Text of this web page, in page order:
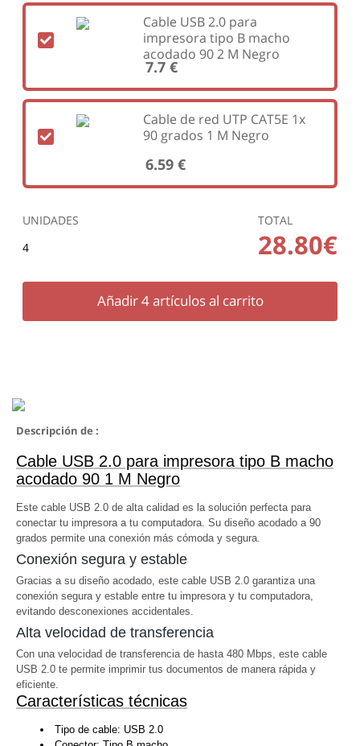
Cable USB 2.0 para
impresora tipo B macho
acodado 90 2 M Negro
7.7 €
Cable de red UTP CAT5E 1x
90 grados 1 M Negro
6.59 €
UNIDADES
4
TOTAL
28.80€
Añadir4artículos al carrito
Descripción de :
Cable USB 2.0 para impresora tipo B macho
acodado 90 1 M Negro
Este cable USB 2.0 de alta calidad es la solución perfecta para
conectar tu impresora a tu computadora. Su diseño acodado a 90
grados permite una conexión más cómoda y segura.
Conexión segura y estable
Gracias a su diseño acodado, este cable USB 2.0 garantiza una
conexión segura y estable entre tu impresora y tu computadora,
evitando desconexiones accidentales.
Alta velocidad de transferencia
Con una velocidad de transferencia de hasta 480 Mbps, este cable
USB 2.0 te permite imprimir tus documentos de manera rápida y
eficiente.
Características técnicas
Tipo de cable: USB 2.0